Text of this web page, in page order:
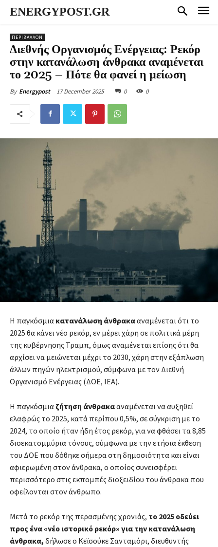
ENERGYPOST.GR
ΠΕΡΙΒΑΛΛΟΝ
Διεθνής Οργανισμός Ενέργειας: Ρεκόρ
στην κατανάλωση άνθρακα αναμένεται
το 2025 – Πότε θα φανεί η μείωση
By Energypost 17 December 2025 0 0
Η παγκόσμια κατανάλωση άνθρακααναμένεται ότι το
2025 θα κάνει νέο ρεκόρ, εν μέρει χάρη σε πολιτικά μέρη
της κυβέρνησης Τραμπ, όμως αναμένεται επίσης ότι θα
αρχίσει να μειώνεται μέχρι το 2030, χάρη στην εξάπλωση
άλλων πηγών ηλεκτρισμού, σύμφωνα με τον Διεθνή
Οργανισμό Ενέργειας (ΔΟΕ, IEA).
Η παγκόσμια ζήτηση άνθρακααναμένεται να αυξηθεί
ελαφρώς το 2025, κατά περίπου 0,5%, σε σύγκριση με το
2024, το οποίο ήταν ήδη έτος ρεκόρ, για να φθάσει τα 8,85
δισεκατομμύρια τόνους, σύμφωνα με την ετήσια έκθεση
του ΔΟΕ που δόθηκε σήμερα στη δημοσιότητα και είναι
αφιερωμένη στον άνθρακα, ο οποίος συνεισφέρει
περισσότερο στις εκπομπές διοξειδίου του άνθρακα που
οφείλονται στον άνθρωπο.
Μετά το ρεκόρ της περασμένης χρονιάς, το 2025 οδεύει
προς ένα «νέο ιστορικό ρεκόρ» για την κατανάλωση
άνθρακα, δήλωσε ο Κεϊσούκε Σανταμόρι, διευθυντής